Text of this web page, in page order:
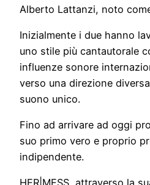
Alberto Lattanzi, noto
Inizialmente i due hanno
uno stile più cantautorale
influenze sonore
verso una direzione
suono unico.
Fino ad arrivare ad oggi
suo primo vero e proprio
indipendente.